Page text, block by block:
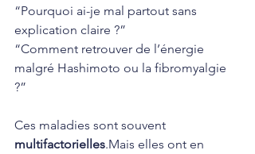
“Pourquoi ai-je mal partout sans
explication claire ?”
“Comment retrouver de l’énergie
malgré Hashimoto ou la fibromyalgie
?”
Ces maladies sont souvent
multifactorielles.Mais elles ont en